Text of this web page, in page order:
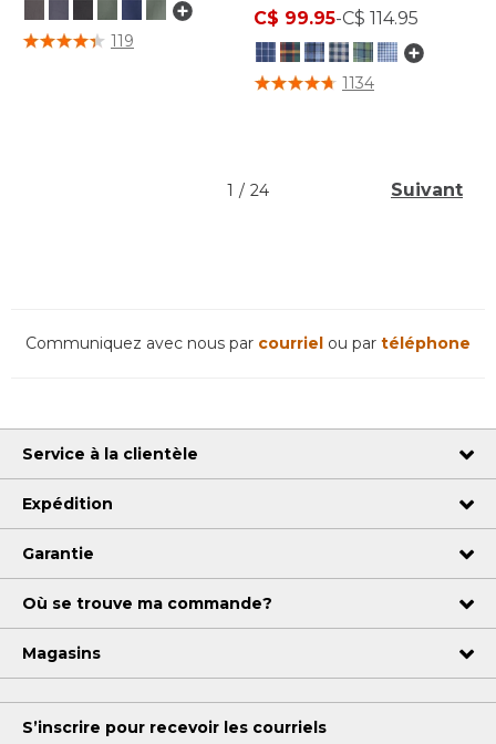
4 sur 5 Évaluation des clients
119
C$ 99.95-C$ 114.95
4,3 sur 5 Évaluation des clients
1134
1 / 24 Suivant
Communiquez avec nous par courriel ou par téléphone
Service à la clientèle
Expédition
Garantie
Où se trouve ma commande?
Magasins
S’inscrire pour recevoir les courriels